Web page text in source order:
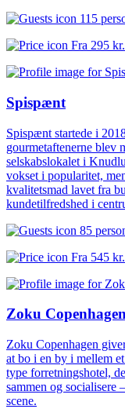
115
Fra 295 kr.
Spispænt
Spispænt startede i
gourmetaftenerne blev
selskabslokalet i
vokset i popularitet,
kvalitetsmad lavet fra
kundetilfredshed i
85
Fra 545 kr.
Zoku
Zoku Copenhagen
at bo i en by i mellem
type forretningshotel,
sammen og socialisere
scene.